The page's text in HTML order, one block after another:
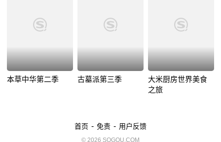
本草中华第二季 古墓派第三季
大米厨房世界美食
之旅
首页 - 免责 - 用户反馈
© 2026 SOGOU.COM